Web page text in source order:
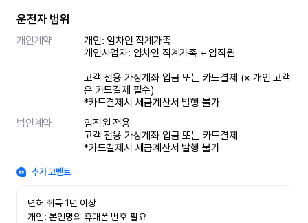
운전자 범위
개인계약
개인: 임차인 직계가족
개인사업자: 임차인 직계가족 + 임직원
고객 전용 가상계좌 입금 또는 카드결제 (※ 개인 고객
은 카드결제 필수)
*카드결제시 세금계산서 발행 불가
법인계약
임직원 전용
고객 전용 가상계좌 입금 또는 카드결제
*카드결제시 세금계산서 발행 불가
추가 코멘트
면허 취득 1년 이상
개인: 본인명의 휴대폰 번호 필요